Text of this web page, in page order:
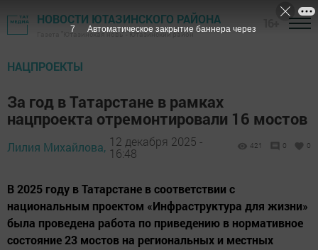
НОВОСТИ ЮТАЗИНСКОГО РАЙОНА
Газета "Ютазинская новь" - Ютазинский район
НАЦПРОЕКТЫ
За год в Татарстане в рамках
нацпроекта отремонтировали 16 мостов
Лилия Михайлова, 12 декабря 2025 -
16:48
421 0 0
В 2025 году в Татарстане в соответствии с
национальным проектом «Инфраструктура для жизни»
была проведена работа по приведению в нормативное
состояние 23 мостов на региональных и местных
6 Автоматическое закрытие баннера через